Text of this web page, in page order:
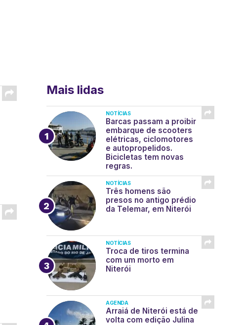
Mais lidas
NOTÍCIAS
Barcas passam a proibir
embarque de scooters
elétricas, ciclomotores
e autopropelidos.
Bicicletas tem novas
regras.
NOTÍCIAS
Três homens são
presos no antigo prédio
da Telemar, em Niterói
NOTÍCIAS
Troca de tiros termina
com um morto em
Niterói
AGENDA
Arraiá de Niterói está de
volta com edição Julina